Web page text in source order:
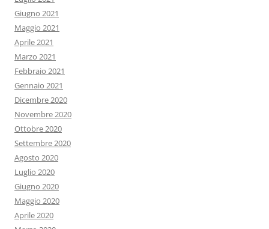
Giugno 2021
Maggio 2021
Aprile 2021
Marzo 2021
Febbraio 2021
Gennaio 2021
Dicembre 2020
Novembre 2020
Ottobre 2020
Settembre 2020
Agosto 2020
Luglio 2020
Giugno 2020
Maggio 2020
Aprile 2020